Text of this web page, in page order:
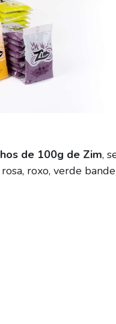
de 100g de Zim,
roxo, verde